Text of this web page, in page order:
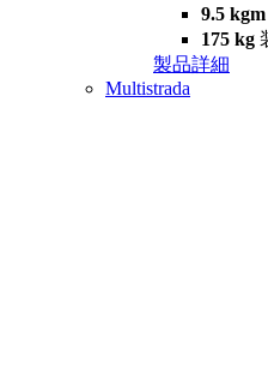
9.5 kgm
175 kg
製品詳細
Multistrada